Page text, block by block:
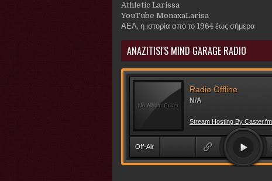
Athletic Larissa
YouTube MonaxaLarisa
ΑΕΛ, η ιστορία από το 1964 έως σήμερα
ANAZITISI'S MIND GARAGE RADIO